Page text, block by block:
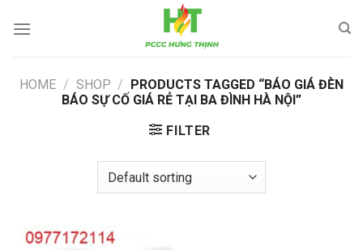
HOME / SHOP / PRODUCTS TAGGED “BÁO GIÁ ĐÈN
BÁO SỰ CỐ GIÁ RẺ TẠI BA ĐÌNH HÀ NỘI”
FILTER